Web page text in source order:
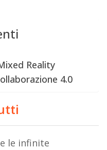
Reality
4.0
le infinite